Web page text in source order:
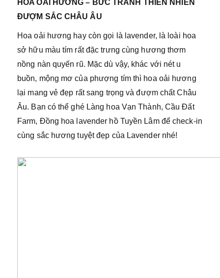
HOA OẢI HƯƠNG – BỨC TRANH THIÊN NHIÊN
ĐƯỢM SẮC CHÂU ÂU
Hoa oải hương hay còn gọi là lavender, là loài hoa
sở hữu màu tím rất đặc trưng cùng hương thơm
nồng nàn quyến rũ. Mặc dù vậy, khác với nét u
buồn, mộng mơ của phượng tím thì hoa oải hương
lại mang vẻ đẹp rất sang trọng và đượm chất Châu
Âu. Bạn có thể ghé Làng hoa Vạn Thành, Cầu Đất
Farm, Đồng hoa lavender hồ Tuyền Lâm để check-in
cùng sắc hương tuyệt đẹp của Lavender nhé!